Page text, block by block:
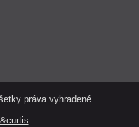
práva vyhradené